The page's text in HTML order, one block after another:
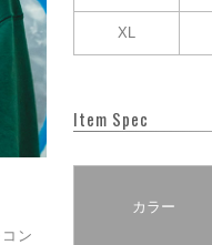
ン
XL
Item Spec
カラー